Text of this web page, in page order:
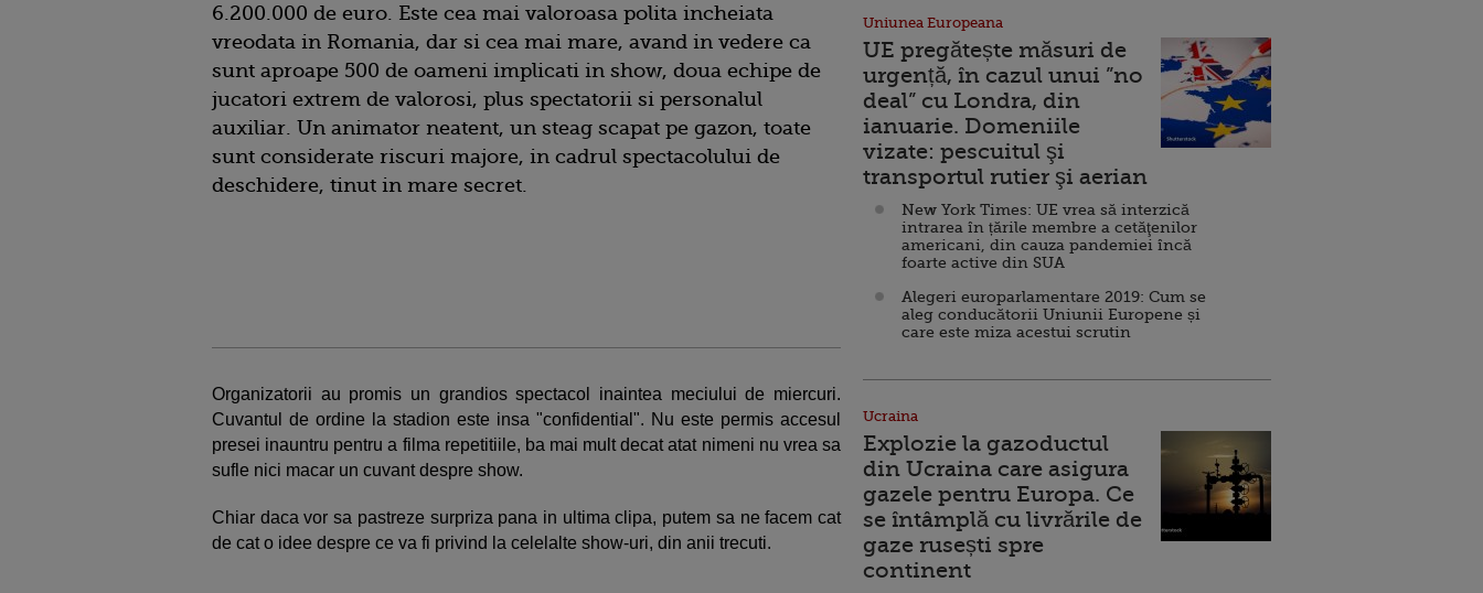
6.200.000 de euro. Este cea mai valoroasa polita incheiata
vreodata in Romania, dar si cea mai mare, avand in vedere ca
sunt aproape 500 de oameni implicati in show, doua echipe de
jucatori extrem de valorosi, plus spectatorii si personalul
auxiliar. Un animator neatent, un steag scapat pe gazon, toate
sunt considerate riscuri majore, in cadrul spectacolului de
deschidere, tinut in mare secret.
Organizatorii au promis un grandios spectacol inaintea meciului de miercuri.
Cuvantul de ordine la stadion este insa "confidential". Nu este permis accesul
presei inauntru pentru a filma repetitiile, ba mai mult decat atat nimeni nu vrea sa
sufle nici macar un cuvant despre show.
Chiar daca vor sa pastreze surpriza pana in ultima clipa, putem sa ne facem cat
de cat o idee despre ce va fi privind la celelalte show-uri, din anii trecuti.
Uniunea Europeana
UE pregătește măsuri de
urgență, în cazul unui ”no
deal” cu Londra, din
ianuarie. Domeniile
vizate: pescuitul şi
transportul rutier şi aerian
New York Times: UE vrea să interzică
intrarea în țările membre a cetăţenilor
americani, din cauza pandemiei încă
foarte active din SUA
Alegeri europarlamentare 2019: Cum se
aleg conducătorii Uniunii Europene și
care este miza acestui scrutin
Ucraina
Explozie la gazoductul
din Ucraina care asigura
gazele pentru Europa. Ce
se întâmplă cu livrările de
gaze rusești spre
continent